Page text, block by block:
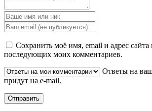
Сохранить моё имя, email и адрес сайта
последующих моих комментариев.
Ответы на
придут на e-mail.